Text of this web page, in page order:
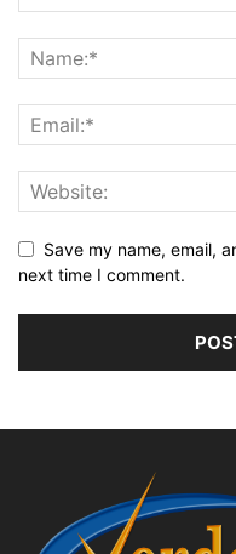
Save my name, email,
next time I comment.